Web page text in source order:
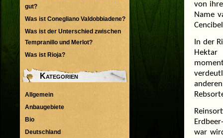
von
Name
In der
war
gut?
Was ist Conegliano Valdobbiadene?
Was ist der Unterschied zwischen
Tempranillo und Merlot?
Was ist Rioja?
Kategorien
Allgemein
Anbaugebiete
Bio
Deutschland